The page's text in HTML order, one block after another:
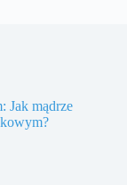
Jak mądrze